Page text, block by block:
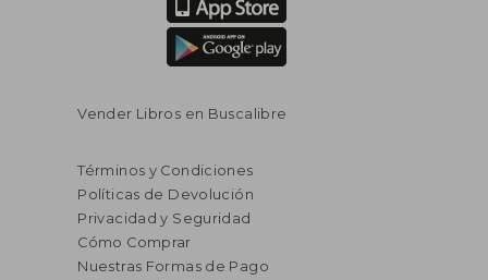
Vender Libros en Buscalibre
Términos y Condiciones
Políticas de Devolución
Privacidad y Seguridad
Cómo Comprar
Nuestras Formas de Pago